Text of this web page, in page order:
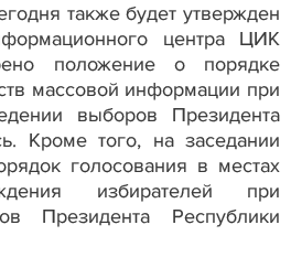
также будет утвержден
центра ЦИК
положение о порядке
массовой информации при
выборов Президента
Кроме того, на заседании
голосования в местах
избирателей при
Президента Республики